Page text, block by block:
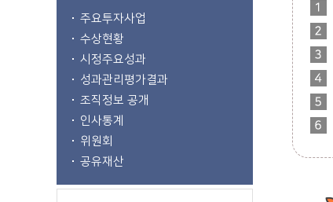
주요투자사업
수상현황
시정주요성과
성과관리평가결과
조직정보 공개
인사통계
위원회
공유재산